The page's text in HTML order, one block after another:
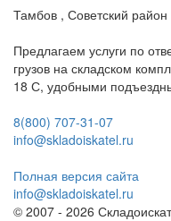
Тамбов , Советский район
Предлагаем услуги по
грузов на складском
18 С, удобными
8(800) 707-31-07
info@skladoiskatel.ru
Полная версия сайта
info@skladoiskatel.ru
© 2007 - 2026